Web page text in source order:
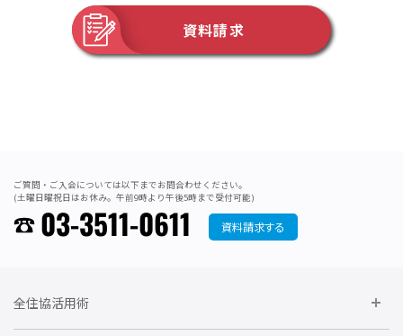
資料請求
ご質問・ご入会については以下までお問合わせください。
(土曜日曜祝日はお休み。午前9時より午後5時まで受付可能)
03-3511-0611 資料請求する
全住協活用術